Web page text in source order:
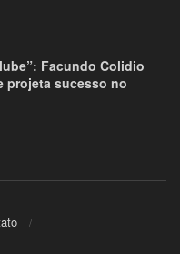
Facundo Colidio
projeta sucesso no